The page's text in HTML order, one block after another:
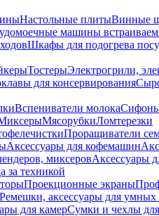
Настольные плитыВинные
машины
Шкафы для подогрева
ТостерыЭлектрогрили,
для консервирования
Вспениватели молокаСифоны
МясорубкиЛомтерезки
Проращиватели
Аксессуары для кофемашин
миксеровАксессуары
за техникой
Проекционные экраны
Ремешки, аксессуары для умных
для камерСумки и чехлы